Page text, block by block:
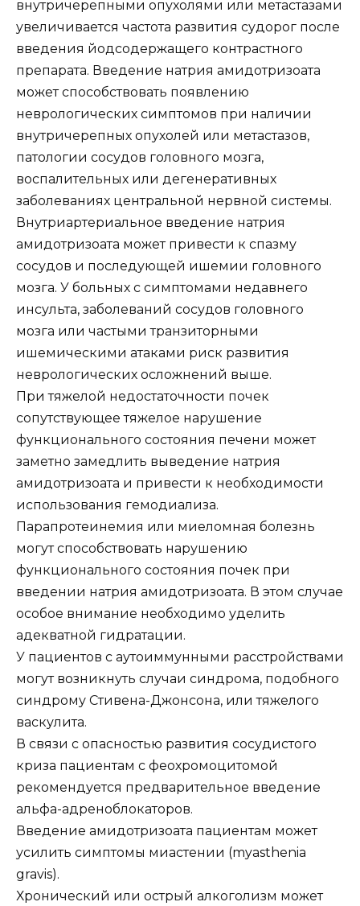
внутричерепными опухолями или метастазами
увеличивается частота развития судорог после
введения йодсодержащего контрастного
препарата. Введение натрия амидотризоата
может способствовать появлению
неврологических симптомов при наличии
внутричерепных опухолей или метастазов,
патологии сосудов головного мозга,
воспалительных или дегенеративных
заболеваниях центральной нервной системы.
Внутриартериальное введение натрия
амидотризоата может привести к спазму
сосудов и последующей ишемии головного
мозга. У больных с симптомами недавнего
инсульта, заболеваний сосудов головного
мозга или частыми транзиторными
ишемическими атаками риск развития
неврологических осложнений выше.
При тяжелой недостаточности почек
сопутствующее тяжелое нарушение
функционального состояния печени может
заметно замедлить выведение натрия
амидотризоата и привести к необходимости
использования гемодиализа.
Парапротеинемия или миеломная болезнь
могут способствовать нарушению
функционального состояния почек при
введении натрия амидотризоата. В этом случае
особое внимание необходимо уделить
адекватной гидратации.
У пациентов с аутоиммунными расстройствами
могут возникнуть случаи синдрома, подобного
синдрому Стивена-Джонсона, или тяжелого
васкулита.
В связи с опасностью развития сосудистого
криза пациентам с феохромоцитомой
рекомендуется предварительное введение
альфа-адреноблокаторов.
Введение амидотризоата пациентам может
усилить симптомы миастении (myasthenia
gravis).
Хронический или острый алкоголизм может